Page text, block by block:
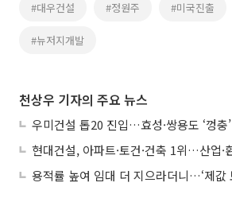
#대우건설 #정원주 #미국진출
#뉴저지개발
천상우 기자의 주요 뉴스
우미건설 톱20 진입…효성·쌍용도 ‘껑충’